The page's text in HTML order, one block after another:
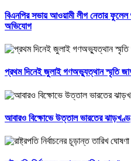
বিএনপির সভায় আওয়ামী লীগ নেতার ফুলেল
অভিযোগ
প্রথম দিনেই জুলাই গণঅভ্যুত্থান স্মৃতি
আবারও বিক্ষোভে উত্তাল ভারতের